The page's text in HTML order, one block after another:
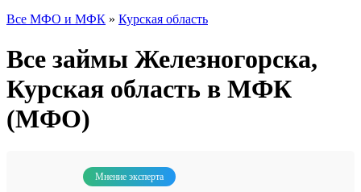
Все МФО и МФК » Курская область
Все займы Железногорска,
Курская область в МФК
(МФО)
Мнение эксперта